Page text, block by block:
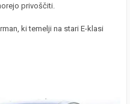
privoščiti.
ki temelji na stari E-klasi